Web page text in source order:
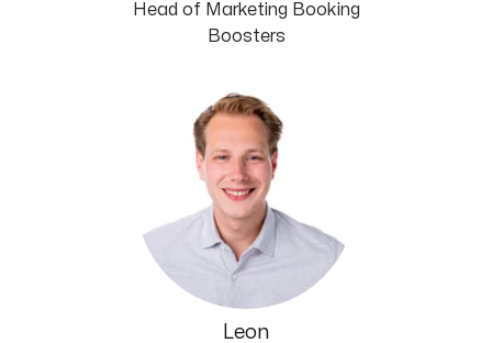
Head of Marketing Booking
Boosters
Leon